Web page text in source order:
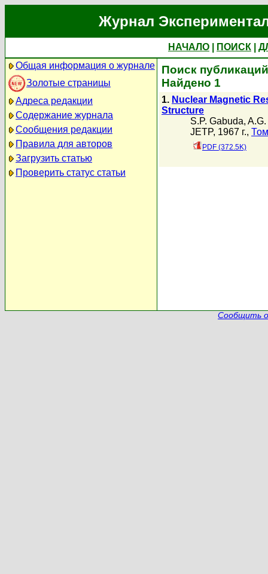
Журнал
НАЧАЛО ПОИСК
Общая информация о журнале
Золотые страницы
Адреса редакции
Содержание журнала
Сообщения редакции
Правила для авторов
Загрузить статью
Проверить статус статьи
Поиск
Найдено 1
1. Nuclear Magnetic
Structure
S.P. Gabuda,
JETP, 1967 г.,
PDF (372.5K)
Сообщить о